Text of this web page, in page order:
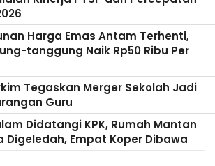
Harga Emas Antam Terhenti,
tanggung Naik Rp50 Ribu Per
Tegaskan Merger Sekolah Jadi
Guru
Didatangi KPK, Rumah Mantan
Digeledah, Empat Koper Dibawa